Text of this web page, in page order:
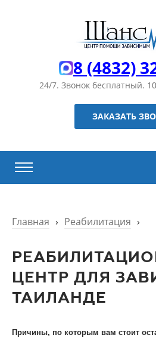
8 (4832)
24/7. Звонок бесплатный.
ЗАКАЗАТЬ
Главная › Реабилитация ›
ЦЕНТР ДЛЯ
ТАИЛАНДЕ
Причины, по которым вам стоит